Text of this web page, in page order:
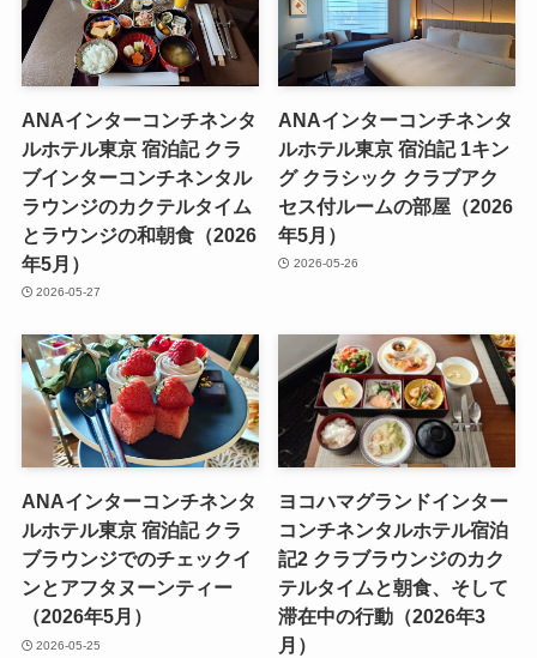
ANAインターコンチネンタ
ルホテル東京 宿泊記 クラ
ブインターコンチネンタル
ラウンジのカクテルタイム
とラウンジの和朝食（2026
年5月）
2026-05-27
ANAインターコンチネンタ
ルホテル東京 宿泊記 1キン
グ クラシック クラブアク
セス付ルームの部屋（2026
年5月）
2026-05-26
ANAインターコンチネンタ
ルホテル東京 宿泊記 クラ
ブラウンジでのチェックイ
ンとアフタヌーンティー
（2026年5月）
2026-05-25
ヨコハマグランドインター
コンチネンタルホテル宿泊
記2 クラブラウンジのカク
テルタイムと朝食、そして
滞在中の行動（2026年3
月）